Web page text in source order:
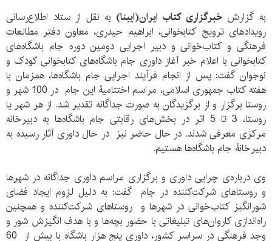
به گزارشخبرگزاری کتاب ایران‌(ایبنا) به نقل از ستاد اطلاع‌ر‌سانی
رویدادهای ترویج کتابخوانی، ابراهیم حیدری، معاون دفتر مطالعات
فرهنگی و کتاب‌خوانی و دبیر اجرایی دومین دوره جام باشگاه‌های
کتابخوانی با اعلام خبر آغاز داوری جام باشگاه‌های کتابخوانی کودک و
نوجوان گفت: پس از انجام فرآیند اجرایی جام باشگاه‌ها، همزمان با
هفته کتاب جمهوری اسلامی، مراسم اختتامیۀ این جام در 100 شهر و
روستا برگزار و از برگزیدگان به صورت جداگانه تقدیر شد. از هر شهر یا
روستا، 3 تا 5 اثر در بخش‌های رقابتی جام باشگاه‌ها به دبیرخانه
مرکزی معرفی شدند. در حال حاضر نیز در حال داوری آثار رسیده به
دبیرخانۀ جام باشگاه‌ها هستیم.
وی درباره‌ی چرایی داوری و برگزاری مراسم داوری جداگانه در شهرها
و روستاهای شرکت‌کننده در جام گفت: به دلیل لزوم ایجاد فضای
شورانگیز کتاب‌خوانی در شهرها و روستاهای شرکت‌کننده و همچنین
راه‌اندازی کاروان‌های تبلیغاتی با حضور بچه‌ها و با هدف انگیزش شور و
وجد فرهنگی در سراسر کشور، داوری پنج هزار باشگاه با بیش از 60